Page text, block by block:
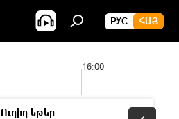
РУС ՀԱՅ
16:00
Ուղիղ եթեր